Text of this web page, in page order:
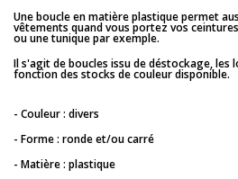
Une boucle en matière plastique permet
vêtements quand vous portez vos
ou une tunique par exemple.
Il s'agit de boucles issu de déstockage, les
fonction des stocks de couleur disponible.
- Couleur : divers
- Forme : ronde et/ou carré
- Matière : plastique